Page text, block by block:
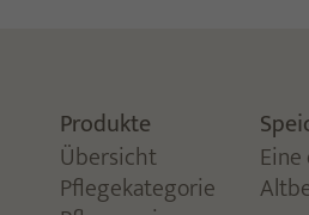
Produkte
Übersicht
Pflegekategorie